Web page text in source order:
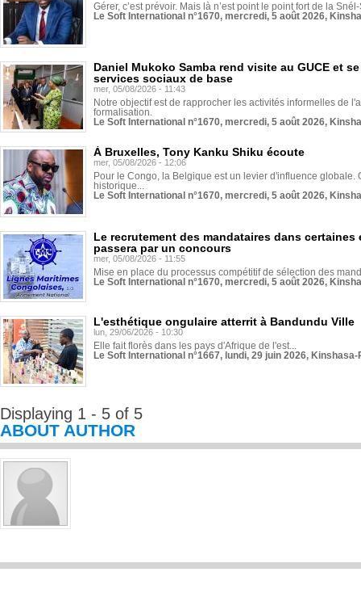
Gérer, c’est prévoir. Mais là n’est point le point fort de la
Le Soft International n°1670, mercredi, 5 août 2026,
Daniel Mukoko Samba rend visite au GUCE et
services sociaux de base
mer, 05/08/2026 - 11:43
Notre objectif est de rapprocher les activités informelles de
formalisation.
Le Soft International n°1670, mercredi, 5 août 2026,
À Bruxelles, Tony Kanku Shiku écoute
mer, 05/08/2026 - 12:06
Pour le Congo, la Belgique est un levier d'influence globale.
historique...
Le Soft International n°1670, mercredi, 5 août 2026,
Le recrutement des mandataires dans
passera par un concours
mer, 05/08/2026 - 11:55
Mise en place du processus compétitif de sélection des
Le Soft International n°1670, mercredi, 5 août 2026,
L'esthétique ongulaire atterrit à Bandundu Ville
lun, 29/06/2026 - 10:30
Elle fait florès dans les pays d'Afrique de l'est...
Le Soft International n°1667, lundi, 29 juin 2026,
Displaying 1 - 5 of 5
ABOUT AUTHOR